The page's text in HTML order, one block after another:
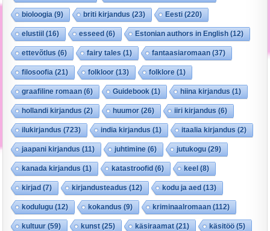
bioloogia (9) briti kirjandus (23) Eesti (220)
elustiil (16) esseed (6) Estonian authors in English (12)
ettevõtlus (6) fairy tales (1) fantaasiaromaan (37)
filosoofia (21) folkloor (13) folklore (1)
graafiline romaan (6) Guidebook (1) hiina kirjandus (1)
hollandi kirjandus (2) huumor (26) iiri kirjandus (6)
ilukirjandus (723) india kirjandus (1) itaalia kirjandus (2)
jaapani kirjandus (11) juhtimine (6) jutukogu (29)
kanada kirjandus (1) katastroofid (6) keel (8)
kirjad (7) kirjandusteadus (12) kodu ja aed (13)
kodulugu (12) kokandus (9) kriminaalromaan (112)
kultuur (59) kunst(25) käsiraamat(21) käsitöö (5)